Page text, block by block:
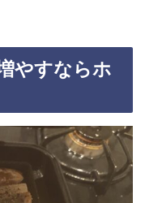
やすならホ